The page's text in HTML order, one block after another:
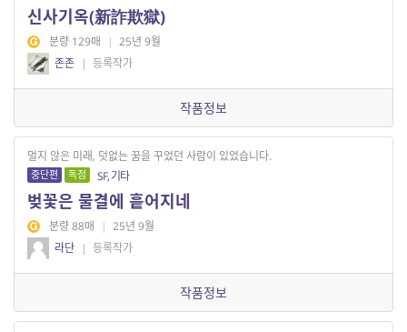
신사기옥(新詐欺獄)
분량 129매 | 25년 9월
존존 | 등록작가
작품정보
멀지 않은 미래, 덧없는 꿈을 꾸었던 사람이 있었습니다.
중단편 독점 SF, 기타
벚꽃은 물결에 흩어지네
분량 88매 | 25년 9월
라단 | 등록작가
작품정보